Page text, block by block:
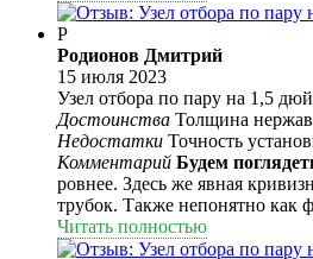
непосредственно в паровой
Р
Родионов Дмитрий
15 июля 2023
Узел отбора по пару на 1,5
Достоинства Толщина
Недостатки Точность
Комментарий Будем
ровнее. Здесь же явная
трубок. Также непонятно как
центр насадки как обещано.
работе.
Читать полностью